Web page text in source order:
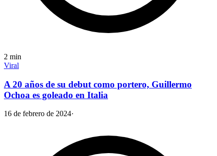
2 min
Viral
A 20 años de su debut como portero, Guillermo
Ochoa es goleado en Italia
16 de febrero de 2024·